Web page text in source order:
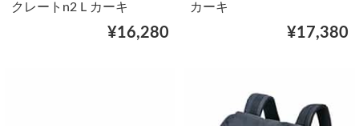
クレートn2 L カーキ
¥16,280
カーキ
¥17,380